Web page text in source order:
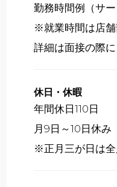
勤務時間例（サ
※就業時間は店舗
詳細は面接の際に
休日・休暇
年間休日110日
月9日～10日休み
※正月三が日は